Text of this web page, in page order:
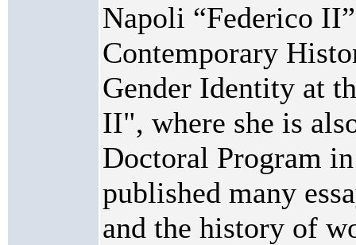
Napoli “Federico
Contemporary
Gender Identity at
II", where she is
Doctoral Program
published many
and the history of